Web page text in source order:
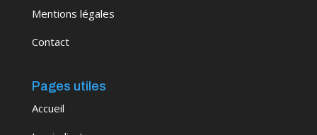
Mentions légales
Contact
Pages utiles
Accueil